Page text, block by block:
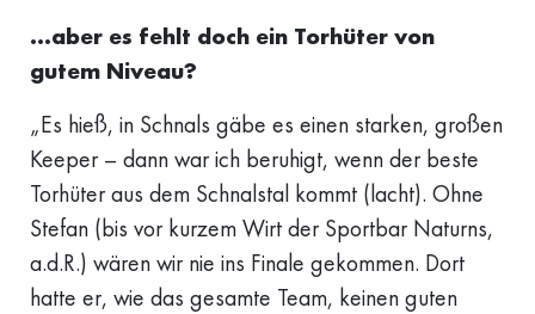
…aber es fehlt doch ein Torhüter von
gutem Niveau?
„Es hieß, in Schnals gäbe es einen starken, großen
Keeper – dann war ich beruhigt, wenn der beste
Torhüter aus dem Schnalstal kommt (lacht). Ohne
Stefan (bis vor kurzem Wirt der Sportbar Naturns,
a.d.R.) wären wir nie ins Finale gekommen. Dort
hatte er, wie das gesamte Team, keinen guten